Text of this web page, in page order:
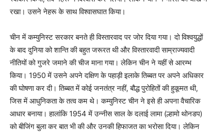
रखा। उसने नेहरू के साथ विश्वासघात किया।
चीन में कम्युनिस्ट सरकार बनते ही विस्तारवाद पर जोर दिया गया। दो विश्वयुद्धों
के बाद दुनिया को शान्ति की बहुत जरूरत थी और विस्तारवादी साम्राज्यवादी
नीतियों को गुजरे जमाने की चीज माना गया। लेकिन चीन ने यहीं से आरम्भ
किया। 1950 में उसने अपने दक्षिण के पहाड़ी इलाके तिब्बत पर अपने अधिकार
की घोषणा कर दी। तिब्बत में कोई जनतंत्र नहीं, बौद्ध पुरोहितों की हुकूमत थी,
जिस में आधुनिकता के तत्व कम थे। कम्युनिस्ट चीन ने इसे ही अपना वैचारिक
आधार बनाया। हालांकि 1954 में उन्नीस साल के दलाई लामा (ल्हामो थोनडप)
को बीजिंग बुला कर बात भी की और उनकी हिफाजत का भरोसा दिया। लेकिन